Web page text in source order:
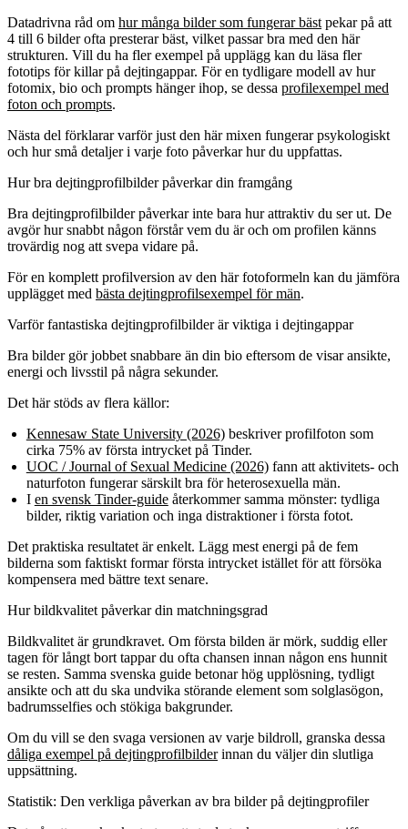
Datadrivna råd om hur många bilder som fungerar bäst pekar på att
4 till 6 bilder ofta presterar bäst, vilket passar bra med den här
strukturen. Vill du ha fler exempel på upplägg kan du läsa fler
fototips för killar på dejtingappar. För en tydligare modell av hur
fotomix, bio och prompts hänger ihop, se dessa profilexempel med
foton och prompts.
Nästa del förklarar varför just den här mixen fungerar psykologiskt
och hur små detaljer i varje foto påverkar hur du uppfattas.
Hur bra dejtingprofilbilder påverkar din framgång
Bra dejtingprofilbilder påverkar inte bara hur attraktiv du ser ut. De
avgör hur snabbt någon förstår vem du är och om profilen känns
trovärdig nog att svepa vidare på.
För en komplett profilversion av den här fotoformeln kan du jämföra
upplägget med bästa dejtingprofilsexempel för män.
Varför fantastiska dejtingprofilbilder är viktiga i dejtingappar
Bra bilder gör jobbet snabbare än din bio eftersom de visar ansikte,
energi och livsstil på några sekunder.
Det här stöds av flera källor:
Kennesaw State University (2026)beskriver profilfoton som
cirka 75% av första intrycket på Tinder.
UOC / Journal of Sexual Medicine (2026)fann att aktivitets- och
naturfoton fungerar särskilt bra för heterosexuella män.
I en svensk Tinder-guideåterkommer samma mönster: tydliga
bilder, riktig variation och inga distraktioner i första fotot.
Det praktiska resultatet är enkelt. Lägg mest energi på de fem
bilderna som faktiskt formar första intrycket istället för att försöka
kompensera med bättre text senare.
Hur bildkvalitet påverkar din matchningsgrad
Bildkvalitet är grundkravet. Om första bilden är mörk, suddig eller
tagen för långt bort tappar du ofta chansen innan någon ens hunnit
se resten. Samma svenska guide betonar hög upplösning, tydligt
ansikte och att du ska undvika störande element som solglasögon,
badrumsselfies och stökiga bakgrunder.
Om du vill se den svaga versionen av varje bildroll, granska dessa
dåliga exempel på dejtingprofilbilderinnan du väljer din slutliga
uppsättning.
Statistik: Den verkliga påverkan av bra bilder på dejtingprofiler